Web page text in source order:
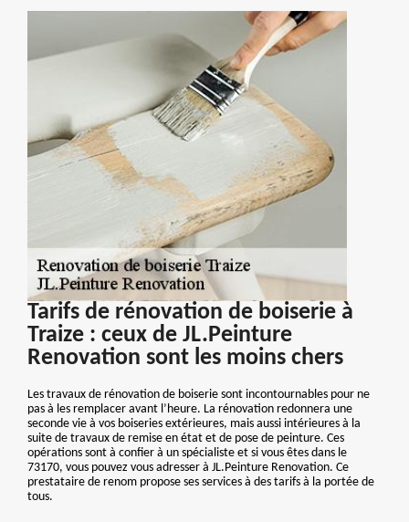
Tarifs de rénovation de boiserie à
Traize : ceux de JL.Peinture
Renovation sont les moins chers
Les travaux de rénovation de boiserie sont incontournables pour ne
pas à les remplacer avant l’heure. La rénovation redonnera une
seconde vie à vos boiseries extérieures, mais aussi intérieures à la
suite de travaux de remise en état et de pose de peinture. Ces
opérations sont à confier à un spécialiste et si vous êtes dans le
73170, vous pouvez vous adresser à JL.Peinture Renovation. Ce
prestataire de renom propose ses services à des tarifs à la portée de
tous.